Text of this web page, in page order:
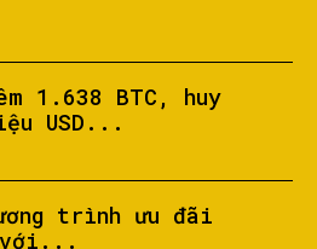
1.638 BTC, huy
USD...
trình ưu đãi
với...